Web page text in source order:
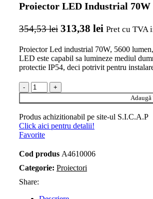
Proiector LED Industrial 70W
354,53lei Prețul inițial a fost:
313,38 lei Prețul
Pret cu TVA
Proiector Led industrial 70W, 5600
LED este capabil sa lumineze mediul
protectie IP54, deci potrivit pentru
Cantitate Proiector LED Industrial
Adaugă
Produs achizitionabil pe site-ul S.I.C.A.P
Click aici pentru detalii!
Favorite
Cod produs A4610006
Categorie: Proiectori
Share: